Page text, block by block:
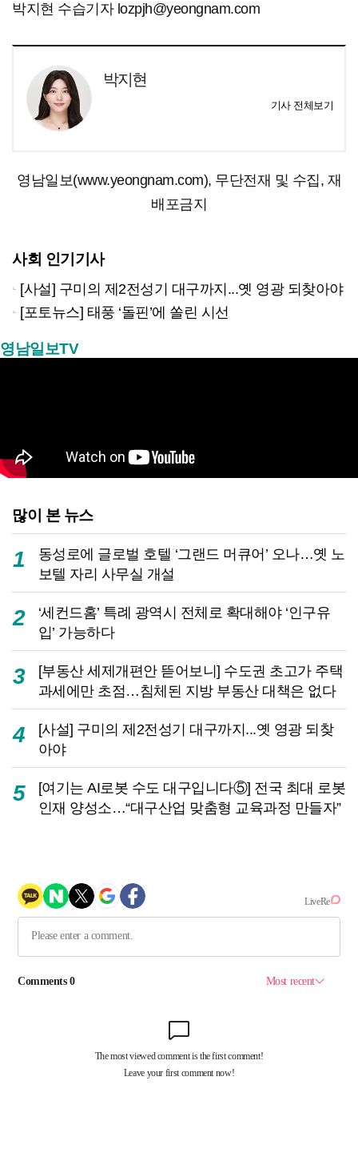
박지현 수습기자 lozpjh@yeongnam.com
박지현
기사 전체보기
영남일보(www.yeongnam.com), 무단전재 및 수집, 재
배포금지
사회 인기기사
[사설] 구미의 제2전성기 대구까지...옛 영광 되찾아야
[포토뉴스] 태풍 ‘돌핀’에 쏠린 시선
영남일보TV
많이 본 뉴스
1
동성로에 글로벌 호텔 ‘그랜드 머큐어’ 오나…옛 노
보텔 자리 사무실 개설
2
‘세컨드홈’ 특례 광역시 전체로 확대해야 ‘인구유
입’ 가능하다
3
[부동산 세제개편안 뜯어보니] 수도권 초고가 주택
과세에만 초점…침체된 지방 부동산 대책은 없다
4
[사설] 구미의 제2전성기 대구까지...옛 영광 되찾
아야
5
[여기는 AI로봇 수도 대구입니다⑤] 전국 최대 로봇
인재 양성소…“대구산업 맞춤형 교육과정 만들자”